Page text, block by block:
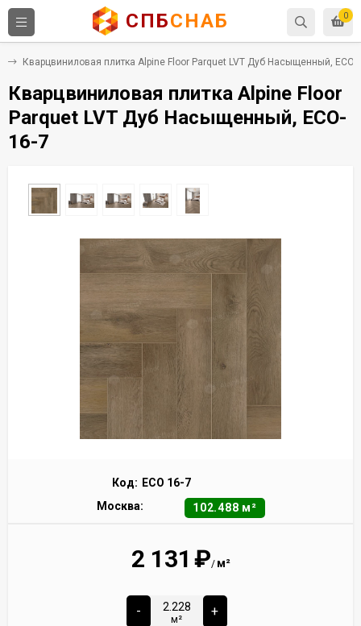
0
СПБСНАБ
Кварцвиниловая плитка Alpine Floor Parquet LVT Дуб Насыщенный, ECO-
Кварцвиниловая плитка Alpine Floor
Parquet LVT Дуб Насыщенный, ECO-
16-7
Код: ECO 16-7
Москва:
102.488 м²
2 131 ₽/ м²
-
м²
+